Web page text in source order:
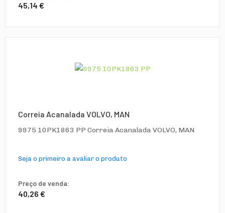
45,14 €
Correia Acanalada VOLVO, MAN
9975 10PK1863 PP Correia Acanalada VOLVO, MAN
Seja o primeiro a avaliar o produto
Preço de venda:
40,26 €